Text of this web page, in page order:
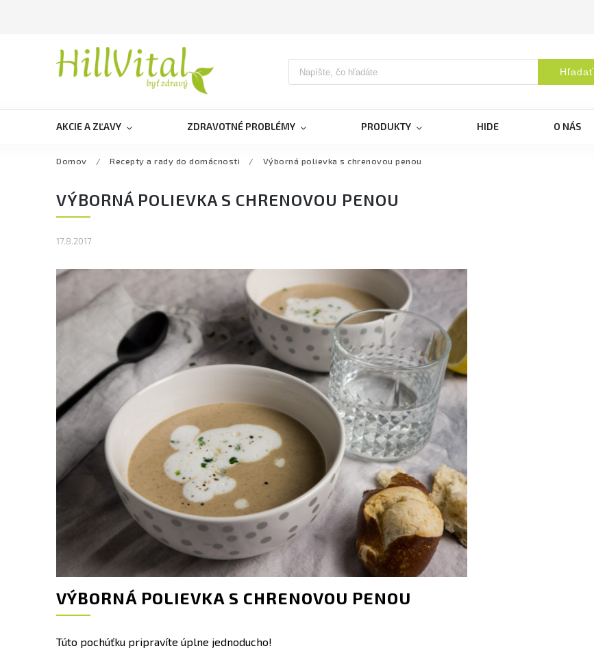
Hľadať
AKCIE A ZĽAVY ZDRAVOTNÉ PROBLÉMY PRODUKTY HIDE O NÁS
Domov / Recepty a rady do domácnosti / Výborná polievka s chrenovou penou
VÝBORNÁ POLIEVKA S CHRENOVOU PENOU
17.8.2017
VÝBORNÁ POLIEVKA S CHRENOVOU PENOU
Túto pochúťku pripravíte úplne jednoducho!